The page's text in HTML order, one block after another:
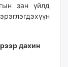
зан үйлд
дахин